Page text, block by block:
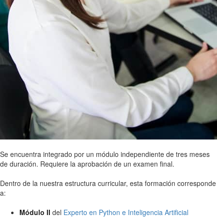
Se encuentra integrado por un módulo independiente de tres meses
de duración. Requiere la aprobación de un examen final.
Dentro de la nuestra estructura curricular, esta formación corresponde
a:
Módulo II del Experto en Python e Inteligencia Artificial